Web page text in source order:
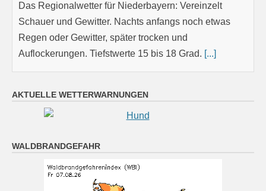
Das Regionalwetter für Niederbayern: Vereinzelt
Schauer und Gewitter. Nachts anfangs noch etwas
Regen oder Gewitter, später trocken und
Auflockerungen. Tiefstwerte 15 bis 18 Grad. [...]
Schauer oder Gewitter möglich. Nachts klar oder
locker bewölkt, Abkühlung auf 16 bis 10 Grad.
wolkig; vereinzelt Schauer oder Gewitter möglich.
Nachts klar oder locker bewölkt, Abkühlung auf 16 bis
AKTUELLE WETTERWARNUNGEN
WALDBRANDGEFAHR